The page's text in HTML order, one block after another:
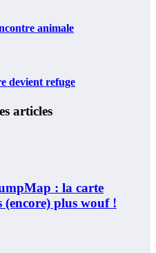
animale
devient refuge
articles
: la carte
plus wouf !